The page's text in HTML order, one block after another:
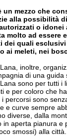
un mezzo che
alla possibilità
o idonei
molto ad essere
dei quali
ai meleti, nei
inoltre,
di una
sono per tutti i
e per coloro che
i percorsi sono
e curve sempre
diverse, dalla
in aperta pianura
smossi) alla città.